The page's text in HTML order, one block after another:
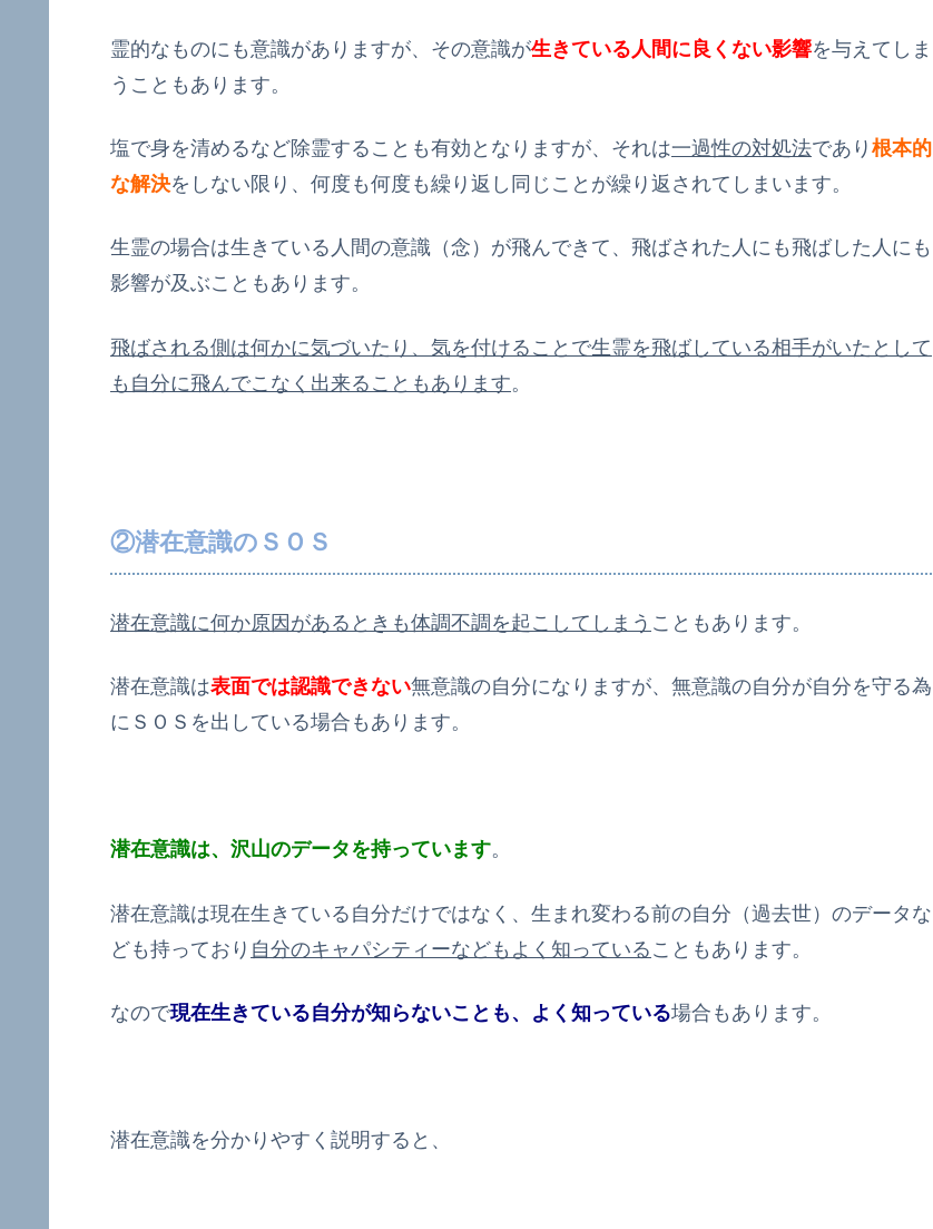
霊的なものにも意識がありますが、その意識が生きている人間に良くない影響を与えてしま
うこともあります。
塩で身を清めるなど除霊することも有効となりますが、それは一過性の対処法であり 根本的
な解決をしない限り、何度も何度も繰り返し同じことが繰り返されてしまいます。
生霊の場合は生きている人間の意識（念）が飛んできて、飛ばされた人にも飛ばした人にも
影響が及ぶこともあります。
飛ばされる側は何かに気づいたり、気を付けることで生霊を飛ばしている相手がいたとして
も自分に飛んでこなく出来ることもあります。
②潜在意識のＳＯＳ
潜在意識に何か原因があるときも体調不調を起こしてしまう こともあります。
潜在意識は表面では認識できない無意識の自分になりますが、無意識の自分が自分を守る為
にＳＯＳを出している場合もあります。
潜在意識は、沢山のデータを持っています。
潜在意識は現在生きている自分だけではなく、生まれ変わる前の自分（過去世）のデータな
ども持っており 自分のキャパシティーなどもよく知っている こともあります。
なので現在生きている自分が知らないことも、よく知っている場合もあります。
潜在意識を分かりやすく説明すると、